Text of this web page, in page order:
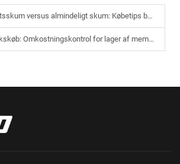
versus almindeligt skum: Købetips baseret på målgruppen
Omkostningskontrol for lager af memoryschaum